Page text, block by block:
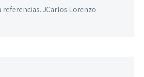
referencias. JCarlos Lorenzo